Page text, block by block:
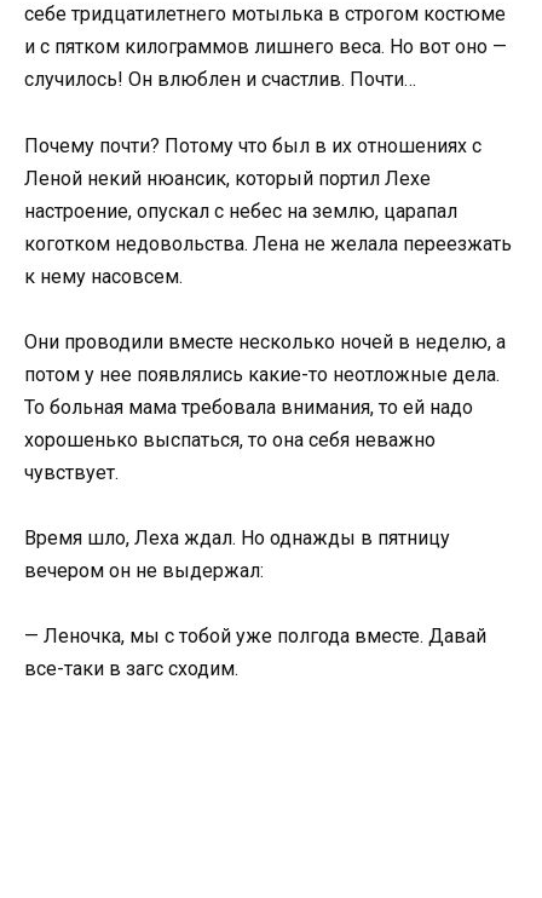
себе тридцатилетнего мотылька в строгом костюме
и с пятком килограммов лишнего веса. Но вот оно —
случилось! Он влюблен и счастлив. Почти…
Почему почти? Потому что был в их отношениях с
Леной некий нюансик, который портил Лехе
настроение, опускал с небес на землю, царапал
коготком недовольства. Лена не желала переезжать
к нему насовсем.
Они проводили вместе несколько ночей в неделю, а
потом у нее появлялись какие-то неотложные дела.
То больная мама требовала внимания, то ей надо
хорошенько выспаться, то она себя неважно
чувствует.
Время шло, Леха ждал. Но однажды в пятницу
вечером он не выдержал:
— Леночка, мы с тобой уже полгода вместе. Давай
все-таки в загс сходим.